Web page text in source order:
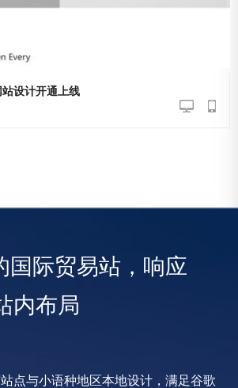
设计开通上线
国际贸易站，响应
内布局